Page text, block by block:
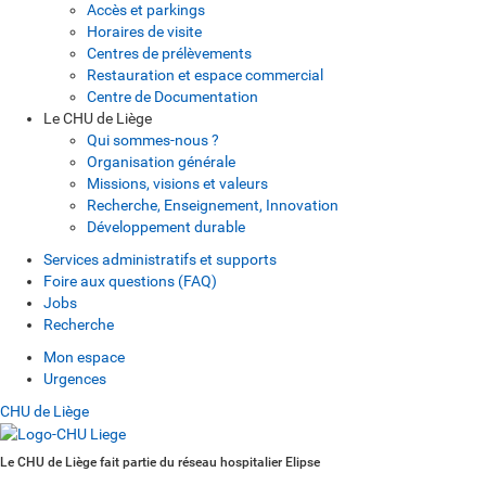
Accès et parkings
Horaires de visite
Centres de prélèvements
Restauration et espace commercial
Centre de Documentation
Le CHU de Liège
Qui sommes-nous ?
Organisation générale
Missions, visions et valeurs
Recherche, Enseignement, Innovation
Développement durable
Services administratifs et supports
Foire aux questions (FAQ)
Jobs
Recherche
Mon espace
Urgences
CHU de Liège
Le CHU de Liège fait partie du réseau hospitalier Elipse